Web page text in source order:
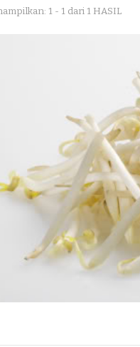
1 - 1 dari 1 HASIL